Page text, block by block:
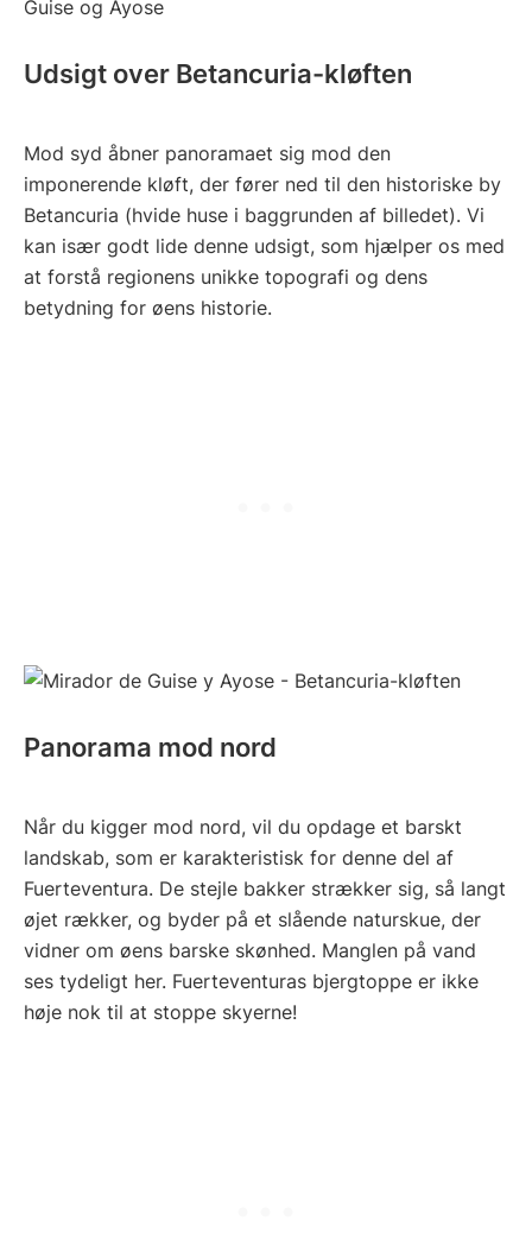
Udsigt over Betancuria-kløften
Mod syd åbner panoramaet sig mod den
imponerende kløft, der fører ned til den historiske by
Betancuria (hvide huse i baggrunden af billedet). Vi
kan især godt lide denne udsigt, som hjælper os med
at forstå regionens unikke topografi og dens
betydning for øens historie.
Panorama mod nord
Når du kigger mod nord, vil du opdage et barskt
landskab, som er karakteristisk for denne del af
Fuerteventura. De stejle bakker strækker sig, så langt
øjet rækker, og byder på et slående naturskue, der
vidner om øens barske skønhed. Manglen på vand
ses tydeligt her. Fuerteventuras bjergtoppe er ikke
høje nok til at stoppe skyerne!